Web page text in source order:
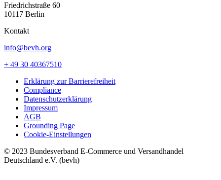
Friedrichstraße 60
10117 Berlin
Kontakt
info@bevh.org
+ 49 30 40367510
Erklärung zur Barrierefreiheit
Compliance
Datenschutzerklärung
Impressum
AGB
Grounding Page
Cookie-Einstellungen
© 2023 Bundesverband E-Commerce und Versandhandel
Deutschland e.V. (bevh)